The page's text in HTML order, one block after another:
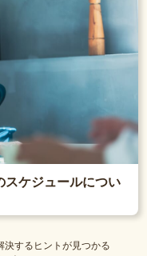
スケジュールについ
決するヒントが見つかる